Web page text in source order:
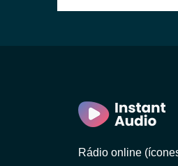
Rádio online